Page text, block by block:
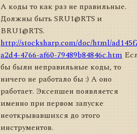
А коды то как раз не правильные.
Должны быть SRU1@RTS и
BRU1@RTS.
http://stocksharp.com/doc/html/
a2d4-4766-af60-79489b84846c.htm
бы были неправильные коды, то
ничего не работало бы :) А оно
работает. Эксепшен появляется
именно при первом запуске
неоткрывавшихся до этого
инструментов.